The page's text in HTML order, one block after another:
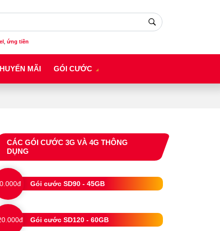
ứng tiền
MÃI GÓI CƯỚC
CÁC GÓI CƯỚC 3G VÀ 4G THÔNG
DỤNG
Gói cước SD90 - 45GB
Gói cước SD120 - 60GB